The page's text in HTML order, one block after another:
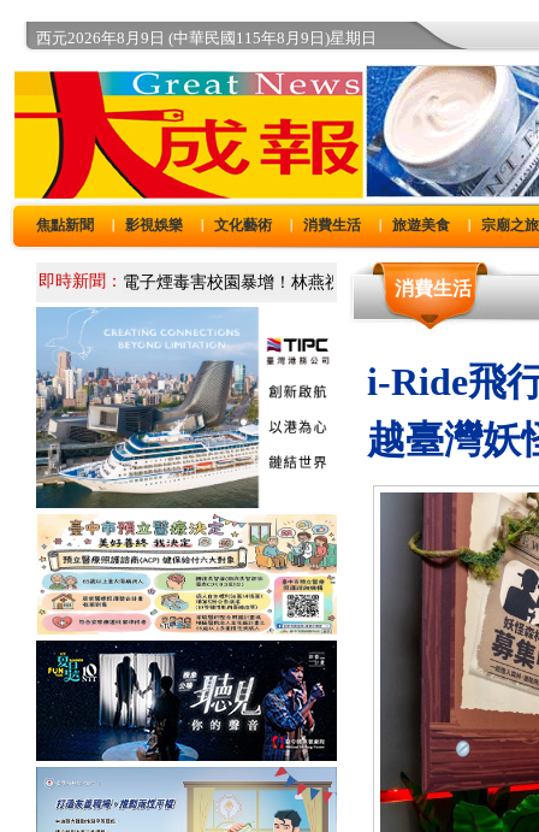
西元2026年8月9日 (中華民國115年8月9日)星期日
焦點新聞 影視娛樂 文化藝術 消費生活 旅遊美食 宗廟之旅
即時新聞： 消費生活
i-Ride飛
越臺灣妖